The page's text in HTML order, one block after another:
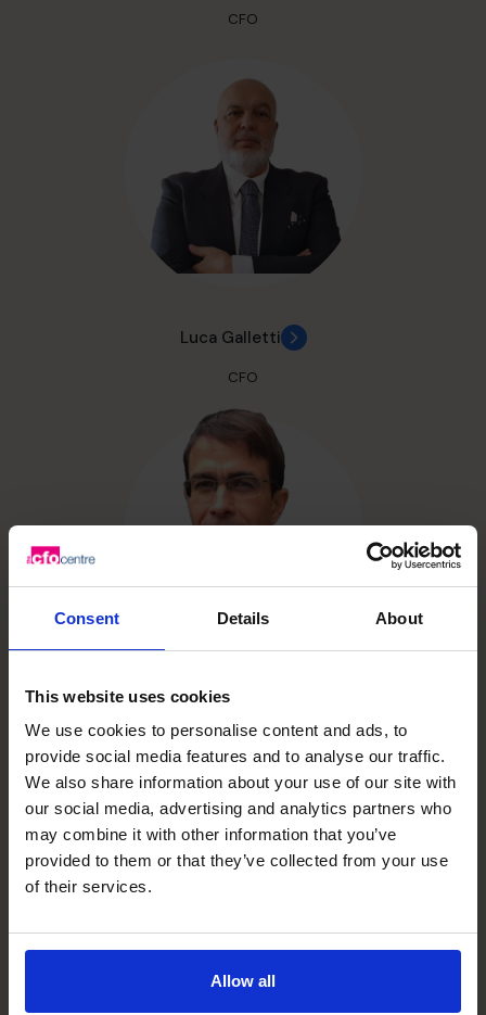
Consent Details About
This website uses cookies
We use cookies to personalise content and ads, to
provide social media features and to analyse our traffic.
We also share information about your use of our site with
our social media, advertising and analytics partners who
may combine it with other information that you’ve
provided to them or that they’ve collected from your use
of their services.
Allow all
CFO
Luca Galletti
CFO
Matteo Podestà
CFO